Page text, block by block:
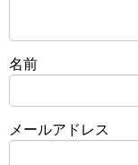
名前
メールアドレス